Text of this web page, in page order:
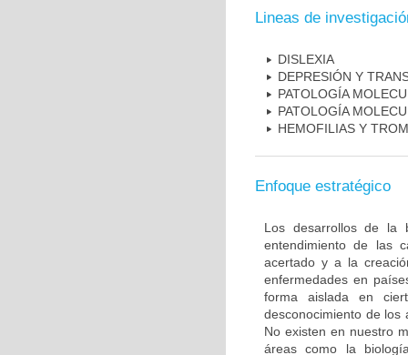
Lineas de
DISLEXIA
DEPRESIÓN Y
PATOLOGÍA
PATOLOGÍA
HEMOFILIAS Y
Enfoque estratégico
Los desarrollos de la
entendimiento de las
acertado y a la
enfermedades en
forma aislada en
desconocimiento de los
No existen en nuestro
áreas como la